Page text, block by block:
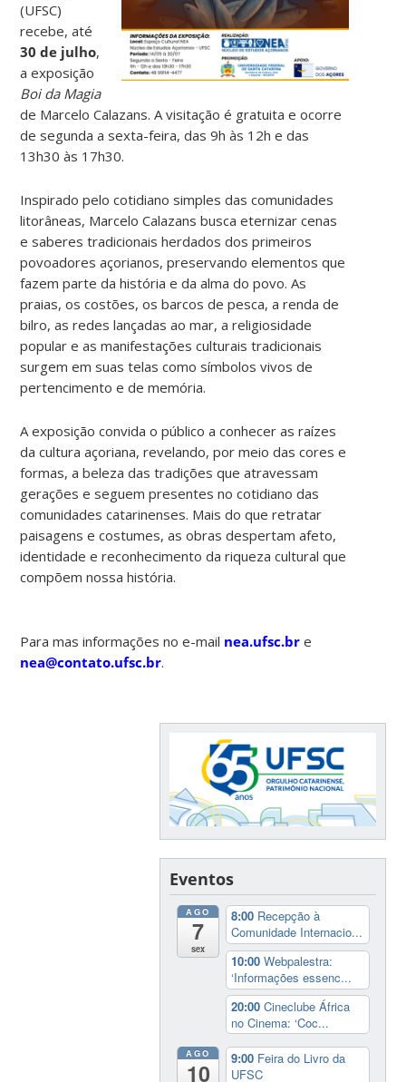
(UFSC)
recebe, até
30 de julho,
a exposição
Boi da Magia
de Marcelo Calazans. A visitação é gratuita e ocorre
de segunda a sexta-feira, das 9h às 12h e das
13h30 às 17h30.
Inspirado pelo cotidiano simples das comunidades
litorâneas, Marcelo Calazans busca eternizar cenas
e saberes tradicionais herdados dos primeiros
povoadores açorianos, preservando elementos que
fazem parte da história e da alma do povo. As
praias, os costões, os barcos de pesca, a renda de
bilro, as redes lançadas ao mar, a religiosidade
popular e as manifestações culturais tradicionais
surgem em suas telas como símbolos vivos de
pertencimento e de memória.
A exposição convida o público a conhecer as raízes
da cultura açoriana, revelando, por meio das cores e
formas, a beleza das tradições que atravessam
gerações e seguem presentes no cotidiano das
comunidades catarinenses. Mais do que retratar
paisagens e costumes, as obras despertam afeto,
identidade e reconhecimento da riqueza cultural que
compõem nossa história.
Para mas informações no e-mail nea.ufsc.br e
nea@contato.ufsc.br.
Eventos
AGO
7
sex
8:00 Recepção à
Comunidade Internacio...
10:00Webpalestra:
‘Informações essenc...
20:00Cineclube África
no Cinema: ‘Coc...
AGO
10
9:00 Feira do Livro da
UFSC